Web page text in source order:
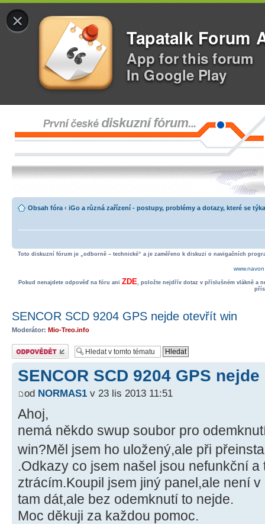
×
Tapatalk Forum
App for this forum
In Google Play
Obsah fóra ‹ iGo a různá zařízení - postupy, problémy a dotazy, které se
Toto diskuzní fórum je „odborně – technické“ a je zaměřeno k diskuzi o navigačních
Pokud nenajdete odpověď na fóru ani ZDE, položte nejdřív dotaz v příslušném vlákně a
SENCOR SCD 9204 GPS nejde otevřít win
Moderátor: Mio-Treo.info
Odeslat odpověď
SENCOR SCD 9204 GPS
od NORMAS1 v 23 lis 2013 11:51
Ahoj,
nemá někdo swup soubor pro
win?Měl jsem ho uložený,ale při
.Odkazy co jsem našel jsou nefunkční a
ztrácím.Koupil jsem jiný panel,ale není
tam dát,ale bez odemknutí to nejde.
Moc děkuji za každou pomoc.